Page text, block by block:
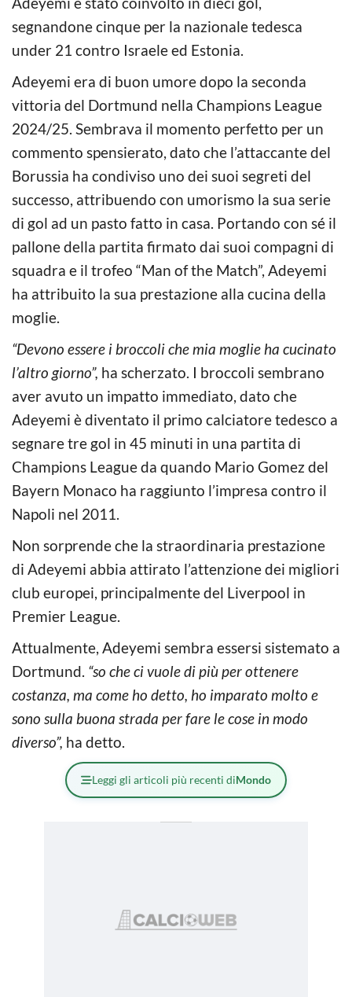
segnandone cinque per la nazionale tedesca
under 21 contro Israele ed Estonia.
Adeyemi era di buon umore dopo la seconda
vittoria del Dortmund nella Champions League
2024/25. Sembrava il momento perfetto per un
commento spensierato, dato che l’attaccante del
Borussia ha condiviso uno dei suoi segreti del
successo, attribuendo con umorismo la sua serie
di gol ad un pasto fatto in casa. Portando con sé il
pallone della partita firmato dai suoi compagni di
squadra e il trofeo “Man of the Match”, Adeyemi
ha attribuito la sua prestazione alla cucina della
moglie.
“Devono essere i broccoli che mia moglie ha cucinato
l’altro giorno”, ha scherzato. I broccoli sembrano
aver avuto un impatto immediato, dato che
Adeyemi è diventato il primo calciatore tedesco a
segnare tre gol in 45 minuti in una partita di
Champions League da quando Mario Gomez del
Bayern Monaco ha raggiunto l’impresa contro il
Napoli nel 2011.
Non sorprende che la straordinaria prestazione
di Adeyemi abbia attirato l’attenzione dei migliori
club europei, principalmente del Liverpool in
Premier League.
Attualmente, Adeyemi sembra essersi sistemato a
Dortmund. “so che ci vuole di più per ottenere
costanza, ma come ho detto, ho imparato molto e
sono sulla buona strada per fare le cose in modo
diverso”, ha detto.
Leggi gli articoli più recenti diMondo